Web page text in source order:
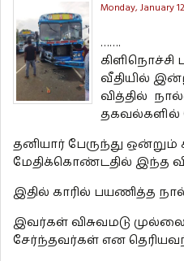
Monday, January
…….
கிளிநொச்சி
வீதியில்
வித்தில்
தகவல்களில்
தனியார் பேருந்து
மேதிக்கொண்டதில் இந்த
இதில் காரில் பயணித்த
இவர்கள் விசுவமடு
சேர்ந்தவர்கள் என